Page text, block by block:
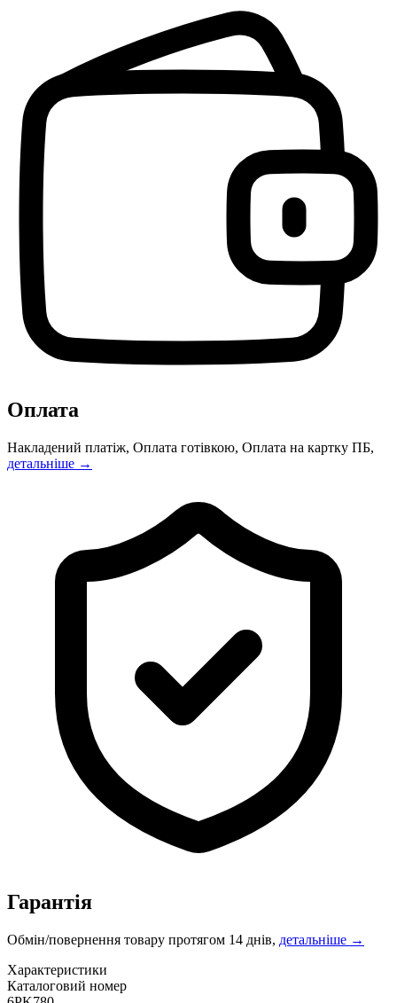
Оплата
Накладений платіж, Оплата готівкою, Оплата на картку ПБ,
детальніше →
Гарантія
Обмін/повернення товару протягом 14 днів, детальніше →
Характеристики
Каталоговий номер